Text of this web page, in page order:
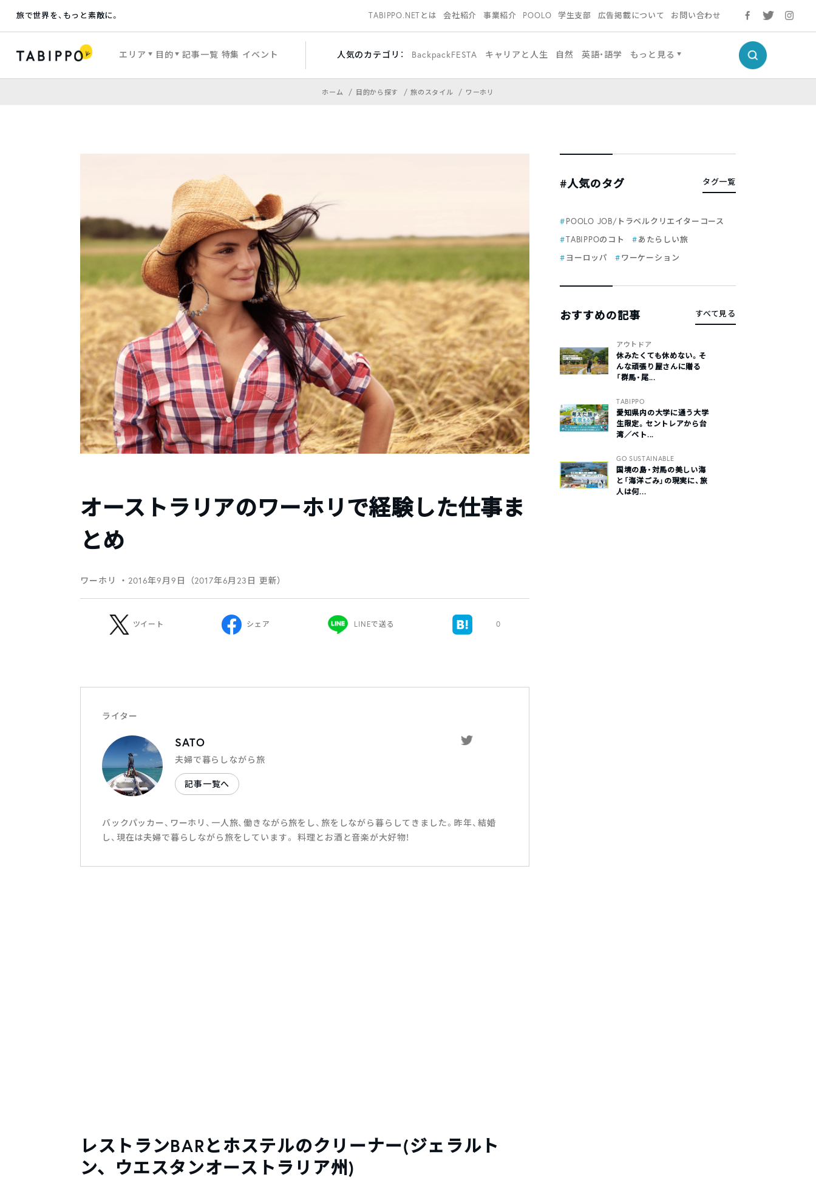
旅で世界を、もっと素敵に。 TABIPPO.NETとは 会社紹介 事業紹介 POOLO 学生支部 広告掲載について お問い合わせ
エリア 目的 記事一覧 特集 イベント 人気のカテゴリ： BackpackFESTA キャリアと人生 自然 英語・語学 もっと見る
ホーム 目的から探す 旅のスタイル ワーホリ
オーストラリアのワーホリで経験した仕事ま
とめ
ワーホリ ・2016年9月9日（2017年6月23日 更新）
ツイート シェア LINEで送る 0
ライター
SATO
夫婦で暮らしながら旅
記事一覧へ
バックパッカー、ワーホリ、一人旅、働きながら旅をし、旅をしながら暮らしてきました。昨年、結婚
し、現在は夫婦で暮らしながら旅をしています。 料理とお酒と音楽が大好物！
レストランBARとホステルのクリーナー(ジェラルト
ン、ウエスタンオーストラリア州)
#人気のタグ タグ一覧
POOLO JOB/トラベルクリエイターコース
TABIPPOのコト
あたらしい旅
ヨーロッパ
ワーケーション
おすすめの記事 すべて見る
アウトドア
休みたくても休めない。そ
んな頑張り屋さんに贈る
「群馬・尾...
TABIPPO
愛知県内の大学に通う大学
生限定。セントレアから台
湾／ベト...
GO SUSTAINABLE
国境の島・対馬の美しい海
と「海洋ごみ」の現実に、旅
人は何...